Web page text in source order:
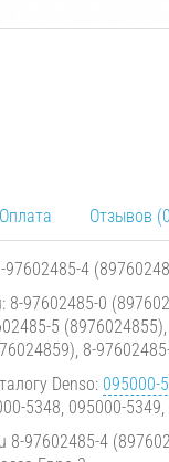
Оплата Отзывов
4
8-97602485-0
5
8-
Denso: 095000-
5348, 095000-
8-97602485-4